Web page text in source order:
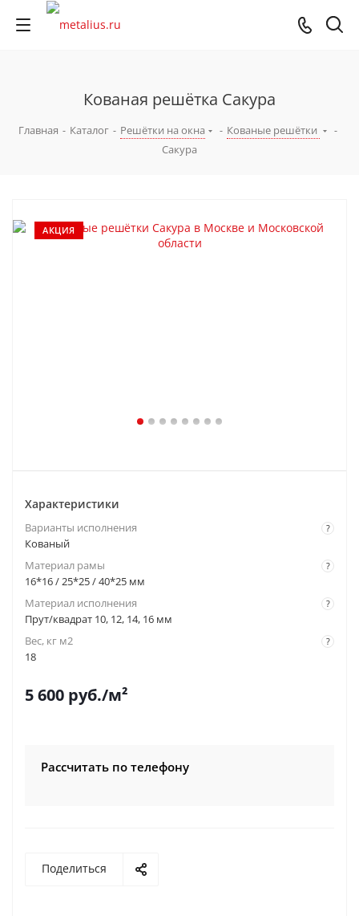
Кованая решётка Сакура
Главная - Каталог - Решётки на окна - Кованые решётки
-
Сакура
АКЦИЯ
Характеристики
?
Варианты исполнения
Кованый
?
Материал рамы
16*16 / 25*25 / 40*25 мм
?
Материал исполнения
Прут/квадрат 10, 12, 14, 16 мм
?
Вес, кг м2
18
5 600 руб./м²
Рассчитать по телефону
Поделиться